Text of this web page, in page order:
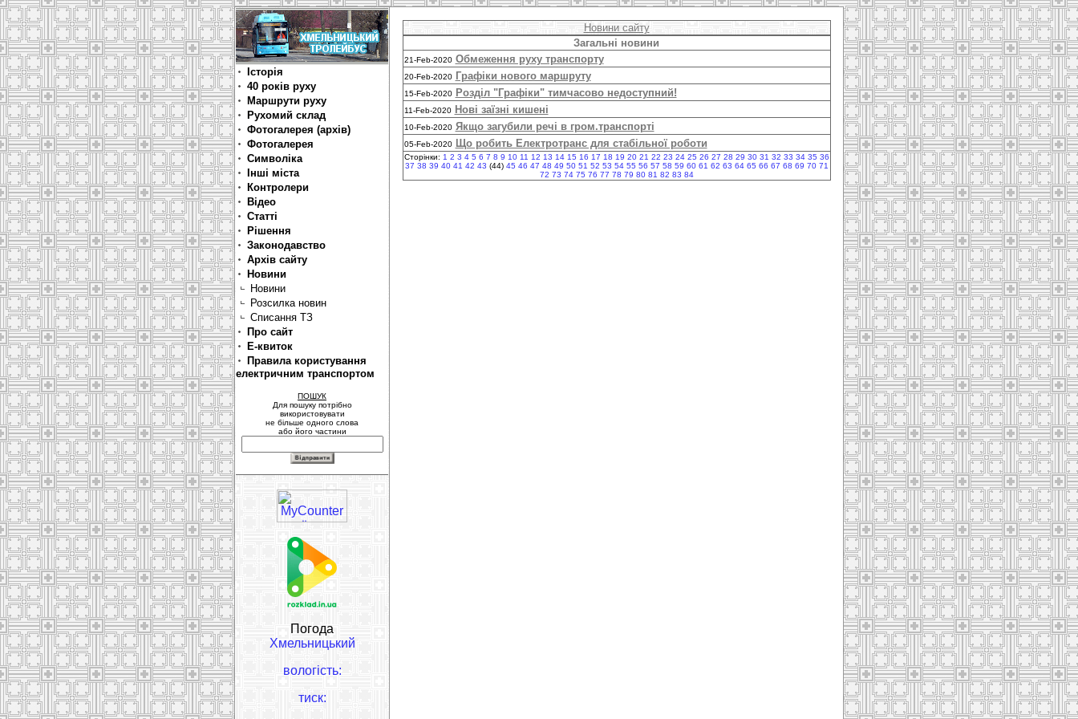
Історія
40 років руху
Маршрути руху
Рухомий склад
Фотогалерея (архів)
Фотогалерея
Символіка
Інші міста
Контролери
Відео
Статті
Рішення
Законодавство
Архів сайту
Новини
Новини
Розсилка новин
Списання ТЗ
Про сайт
Е-квиток
Правила користування
електричним транспортом
ПОШУК
Для пошуку потрібно
використовувати
не більше одного слова
або його частини
Погода
Хмельницький
вологість:
тиск:
Новини сайту
Загальні новини
21-Feb-2020 Обмеження руху транспорту
20-Feb-2020 Графіки нового маршруту
15-Feb-2020 Розділ "Графіки" тимчасово недоступний!
11-Feb-2020 Нові заїзні кишені
10-Feb-2020 Якщо загубили речі в гром.транспорті
05-Feb-2020 Що робить Електротранс для стабільної роботи
Сторінки: 1 2 3 4 5 6 7 8 9 10 11 12 13 14 15 16 17 18 19 20 21 22 23 24 25 26 27 28 29 30 31 32 33 34 35 36
37 38 39 40 41 42 43 (44) 45 46 47 48 49 50 51 52 53 54 55 56 57 58 59 60 61 62 63 64 65 66 67 68 69 70 71
72 73 74 75 76 77 78 79 80 81 82 83 84